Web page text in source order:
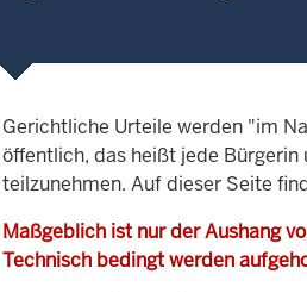
Gerichtliche Urteile werden "im
öffentlich, das heißt jede
teilzunehmen. Auf dieser Seite
Maßgeblich ist nur der Aushang
Technisch bedingt werden